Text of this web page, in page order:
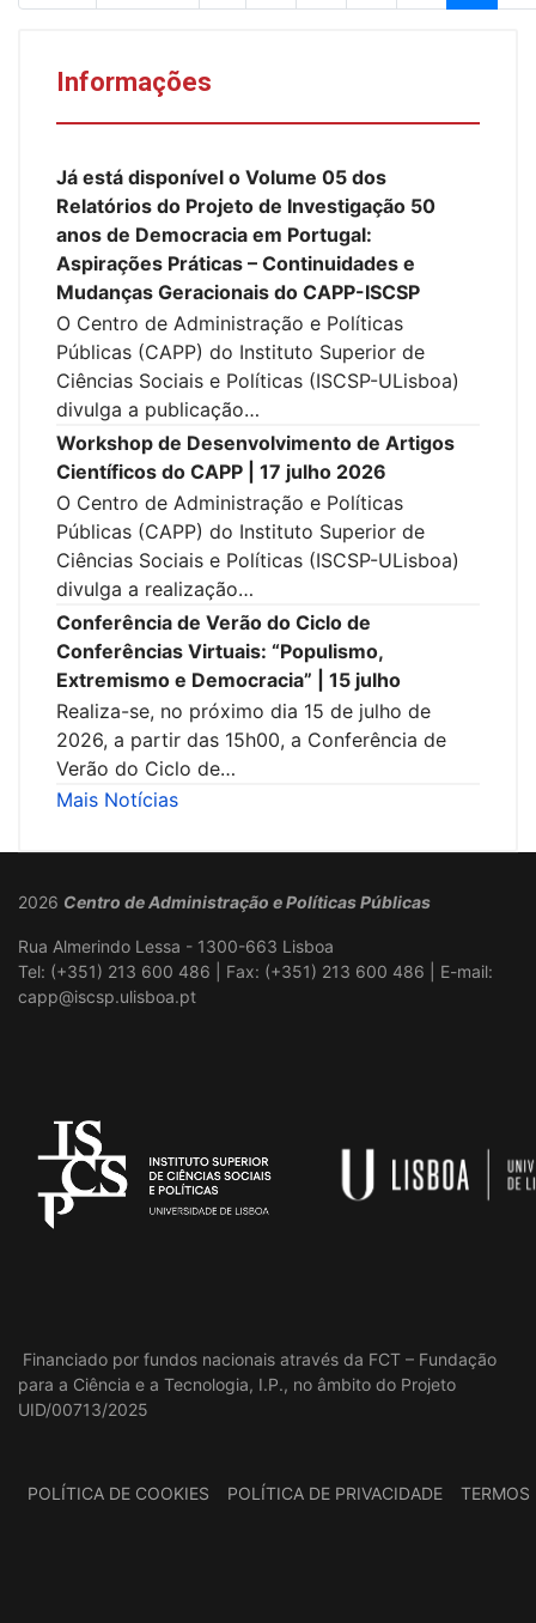
Informações
Já está disponível o Volume 05 dos
Relatórios do Projeto de Investigação 50
anos de Democracia em Portugal:
Aspirações Práticas – Continuidades e
Mudanças Geracionais do CAPP-ISCSP
O Centro de Administração e Políticas
Públicas (CAPP) do Instituto Superior de
Ciências Sociais e Políticas (ISCSP-ULisboa)
divulga a publicação…
Workshop de Desenvolvimento de Artigos
Científicos do CAPP | 17 julho 2026
O Centro de Administração e Políticas
Públicas (CAPP) do Instituto Superior de
Ciências Sociais e Políticas (ISCSP-ULisboa)
divulga a realização…
Conferência de Verão do Ciclo de
Conferências Virtuais: “Populismo,
Extremismo e Democracia” | 15 julho
Realiza-se, no próximo dia 15 de julho de
2026, a partir das 15h00, a Conferência de
Verão do Ciclo de…
Mais Notícias
2026 Centro de Administração e Políticas Públicas
Rua Almerindo Lessa - 1300-663 Lisboa
Tel: (+351) 213 600 486 | Fax: (+351) 213 600 486 | E-mail:
capp@iscsp.ulisboa.pt
Financiado por fundos nacionais através da FCT – Fundação
para a Ciência e a Tecnologia, I.P., no âmbito do Projeto
UID/00713/2025
POLÍTICA DE COOKIES POLÍTICA DE PRIVACIDADE TERMOS